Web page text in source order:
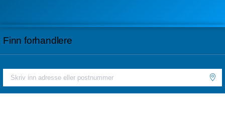
Finn forhandlere